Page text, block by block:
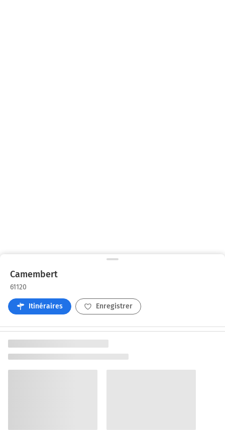
Camembert
61120
Itinéraires Enregistrer